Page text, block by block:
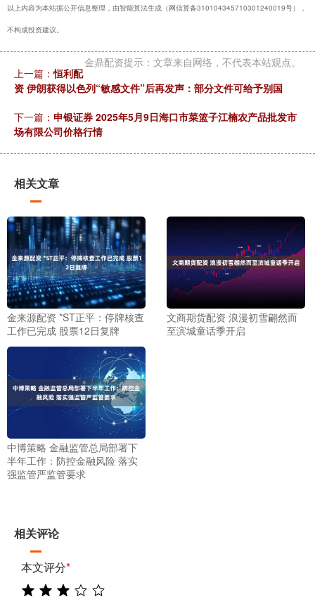
以上内容为本站据公开信息整理，由智能算法生成（网信算备310104345710301240019号），
不构成投资建议。
金鼎配资提示：文章来自网络，不代表本站观点。
上一篇：恒利配
资 伊朗获得以色列“敏感文件”后再发声：部分文件可给予别国
下一篇： 申银证券 2025年5月9日海口市菜篮子江楠农产品批发市
场有限公司价格行情
相关文章
金来源配资 *ST正平：停牌核查
工作已完成 股票12日复牌
文商期货配资 浪漫初雪翩然而
至滨城童话季开启
中博策略 金融监管总局部署下
半年工作：防控金融风险 落实
强监管严监管要求
相关评论
本文评分*